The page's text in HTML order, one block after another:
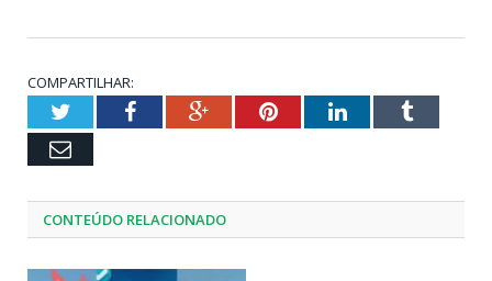
COMPARTILHAR:
TwitterFacebookGoogle+PinterestLinkedInTumblr
Email
CONTEÚDO RELACIONADO